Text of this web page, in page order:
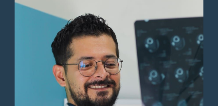
Paciente
Muy profesional, con un
excelente trato y explicación.
Lo recomiendo ampliamente.